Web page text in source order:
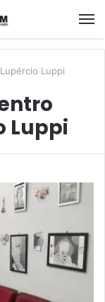
Luppi
Luppi